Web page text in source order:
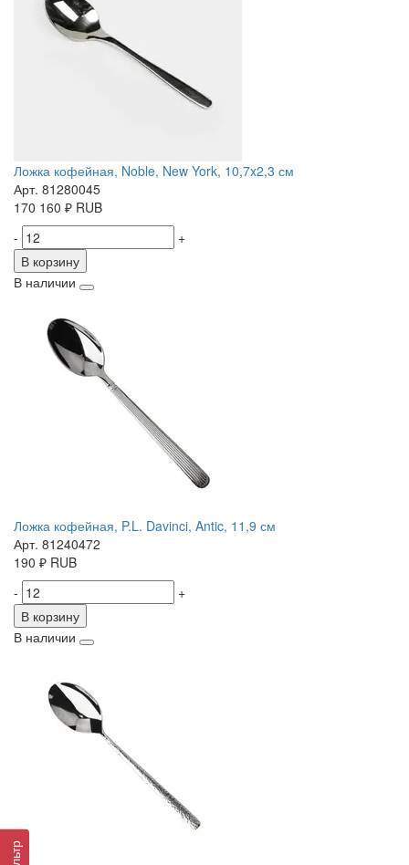
Ложка кофейная, Noble, New York, 10,7x2,3 см
Арт. 81280045
170 160 ₽ RUB
-
+
В корзину
В наличии
Ложка кофейная, P.L. Davinci, Antic, 11,9 см
Арт. 81240472
190 ₽ RUB
-
+
В корзину
В наличии